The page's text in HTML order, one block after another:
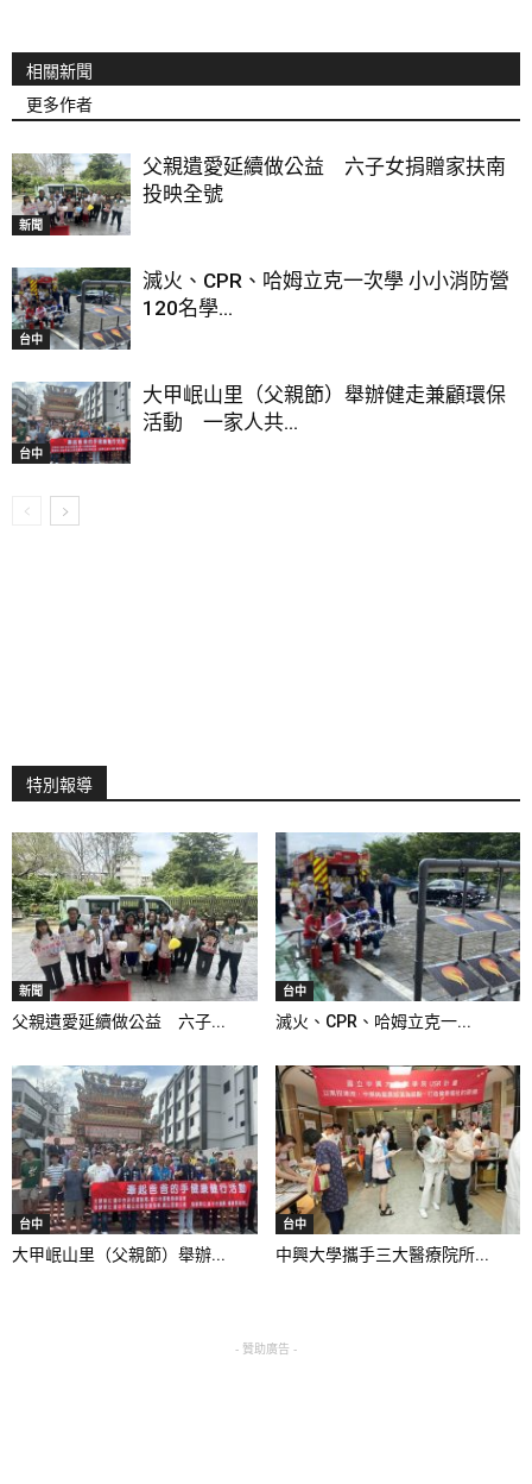
相關新聞
更多作者
新聞
父親遺愛延續做公益 六子女捐贈家扶南
投映全號
台中
滅火、CPR、哈姆立克一次學 小小消防營
120名學...
台中
大甲岷山里（父親節）舉辦健走兼顧環保
活動 一家人共...
特別報導
新聞
父親遺愛延續做公益 六子...
台中
滅火、CPR、哈姆立克一...
台中
大甲岷山里（父親節）舉辦...
台中
中興大學攜手三大醫療院所...
- 贊助廣告 -